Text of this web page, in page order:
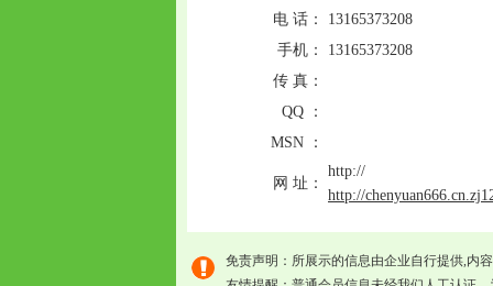
电 话：
13165373208
手机：
13165373208
传 真：
QQ ：
MSN ：
网 址：
http://
http://
免责声明：所展示的信息由企业自行提供,内